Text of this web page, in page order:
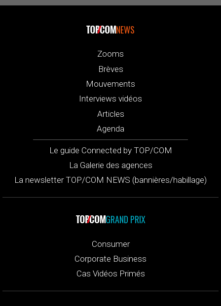
NEWS
Zooms
Brèves
Mouvements
Interviews vidéos
Articles
Agenda
Le guide Connected by TOP/COM
La Galerie des agences
La newsletter TOP/COM NEWS (bannières/habillage)
GRAND PRIX
Consumer
Corporate Business
Cas Vidéos Primés